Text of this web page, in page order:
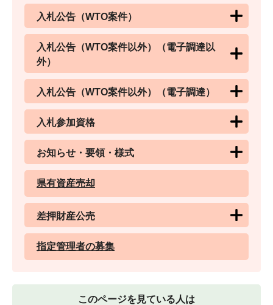
入札公告（WTO案件）
入札公告（WTO案件以外）（電子調達以
外）
入札公告（WTO案件以外）（電子調達）
入札参加資格
お知らせ・要領・様式
県有資産売却
差押財産公売
指定管理者の募集
このページを見ている人は